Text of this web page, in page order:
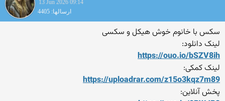
13 Jun 2026 09:14
ارسالها: 4405
سکس با خانوم خوش هیکل و سکسی
لینک دانلود:
https://ouo.io/bSZV8ih
لینک کمکی:
https://uploadrar.com/z15o3kqz7m89
پخش آنلاین: